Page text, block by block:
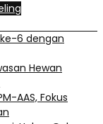
ke-6 dengan
Hewan
AAS, Fokus